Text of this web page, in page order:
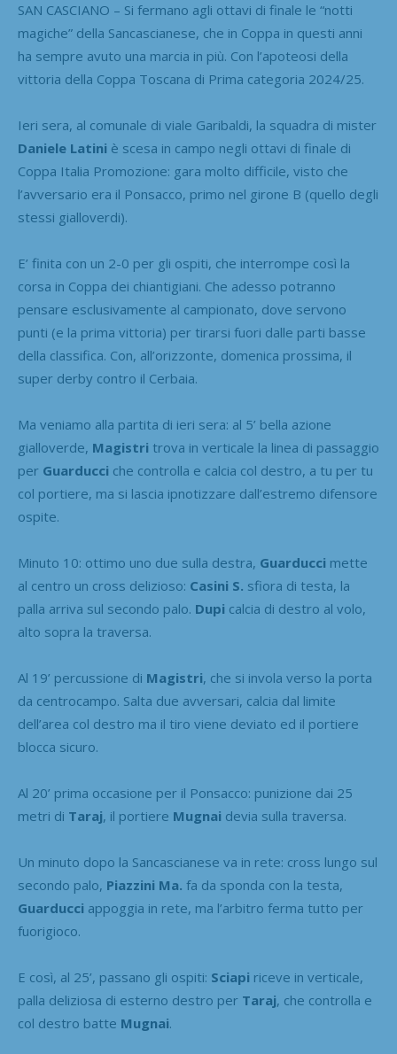
SAN CASCIANO – Si fermano agli ottavi di finale le “notti
magiche” della Sancascianese, che in Coppa in questi anni
ha sempre avuto una marcia in più. Con l’apoteosi della
vittoria della Coppa Toscana di Prima categoria 2024/25.
Ieri sera, al comunale di viale Garibaldi, la squadra di mister
Daniele Latini è scesa in campo negli ottavi di finale di
Coppa Italia Promozione: gara molto difficile, visto che
l’avversario era il Ponsacco, primo nel girone B (quello degli
stessi gialloverdi).
E’ finita con un 2-0 per gli ospiti, che interrompe così la
corsa in Coppa dei chiantigiani. Che adesso potranno
pensare esclusivamente al campionato, dove servono
punti (e la prima vittoria) per tirarsi fuori dalle parti basse
della classifica. Con, all’orizzonte, domenica prossima, il
super derby contro il Cerbaia.
Ma veniamo alla partita di ieri sera: al 5’ bella azione
gialloverde, Magistri trova in verticale la linea di passaggio
per Guarducci che controlla e calcia col destro, a tu per tu
col portiere, ma si lascia ipnotizzare dall’estremo difensore
ospite.
Minuto 10: ottimo uno due sulla destra, Guarducci mette
al centro un cross delizioso: Casini S. sfiora di testa, la
palla arriva sul secondo palo. Dupi calcia di destro al volo,
alto sopra la traversa.
Al 19’ percussione di Magistri, che si invola verso la porta
da centrocampo. Salta due avversari, calcia dal limite
dell’area col destro ma il tiro viene deviato ed il portiere
blocca sicuro.
Al 20’ prima occasione per il Ponsacco: punizione dai 25
metri di Taraj, il portiere Mugnai devia sulla traversa.
Un minuto dopo la Sancascianese va in rete: cross lungo sul
secondo palo, Piazzini Ma. fa da sponda con la testa,
Guarducci appoggia in rete, ma l’arbitro ferma tutto per
fuorigioco.
E così, al 25’, passano gli ospiti: Sciapi riceve in verticale,
palla deliziosa di esterno destro per Taraj, che controlla e
col destro batte Mugnai.